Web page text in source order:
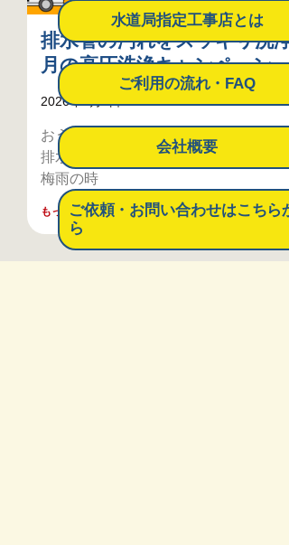
水道局指定工事店とは
ご利用の流れ・FAQ
会社概要
ご依頼・お問い合わせはこちら
ら
排水管の汚れをスッキリ洗
月の高圧洗浄キャンペーン
2026年6月1日
おうちの救急サービス6月のキャンペ
排水管の高圧洗浄 ご請求金額より10
梅雨の時
もっと見る »